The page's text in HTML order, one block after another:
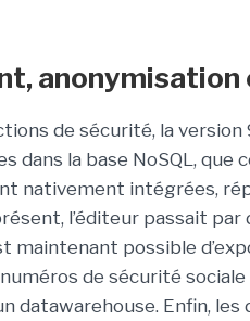
anonymisation
de sécurité, la
dans la base NoSQL, que
nativement intégrées,
l’éditeur passait
maintenant possible
de sécurité
datawarehouse. Enfin,